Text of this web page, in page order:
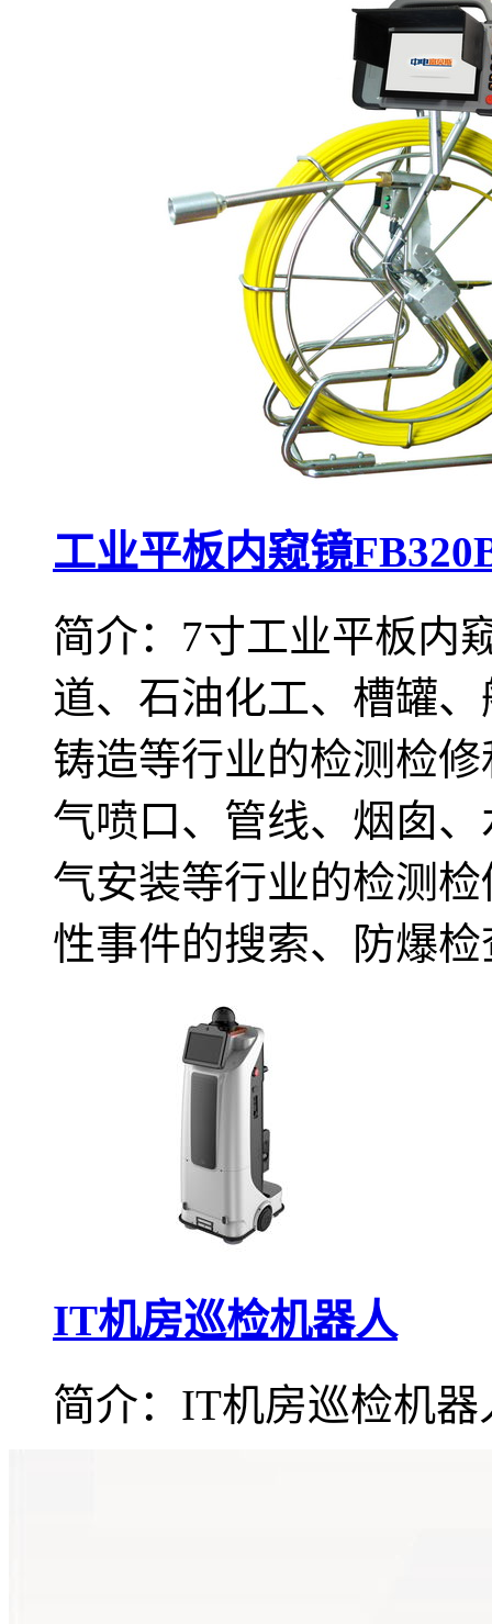
工业平板内窥镜
简介：7寸工业平板内
道、石油化工、槽罐
铸造等行业的检测检
气喷口、管线、烟囱
气安装等行业的检测
性事件的搜索、防爆
IT机房巡检机器人
简介：IT机房巡检机器